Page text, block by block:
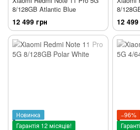
8/128GB Atlantic Blue
12 499 грн
8/
12 499
Новинка
Гарантія 12 місяців!
−96%